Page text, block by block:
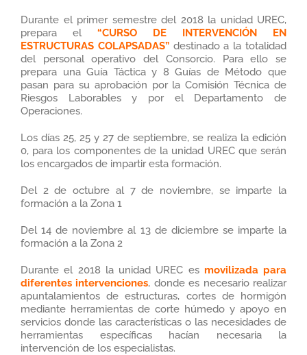
Durante el primer semestre del 2018 la unidad UREC,
prepara el “CURSO DE INTERVENCIÓN EN
ESTRUCTURAS COLAPSADAS” destinado a la totalidad
del personal operativo del Consorcio. Para ello se
prepara una Guía Táctica y 8 Guías de Método que
pasan para su aprobación por la Comisión Técnica de
Riesgos Laborables y por el Departamento de
Operaciones.
Los días 25, 25 y 27 de septiembre, se realiza la edición
0, para los componentes de la unidad UREC que serán
los encargados de impartir esta formación.
Del 2 de octubre al 7 de noviembre, se imparte la
formación a la Zona 1
Del 14 de noviembre al 13 de diciembre se imparte la
formación a la Zona 2
Durante el 2018 la unidad UREC es movilizada para
diferentes intervenciones, donde es necesario realizar
apuntalamientos de estructuras, cortes de hormigón
mediante herramientas de corte húmedo y apoyo en
servicios donde las características o las necesidades de
herramientas específicas hacían necesaria la
intervención de los especialistas.